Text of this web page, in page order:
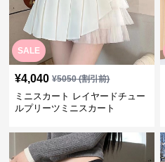
SALE
¥4,040 ¥5050(割引前)
ミニスカート レイヤードチュー
ルプリーツミニスカート